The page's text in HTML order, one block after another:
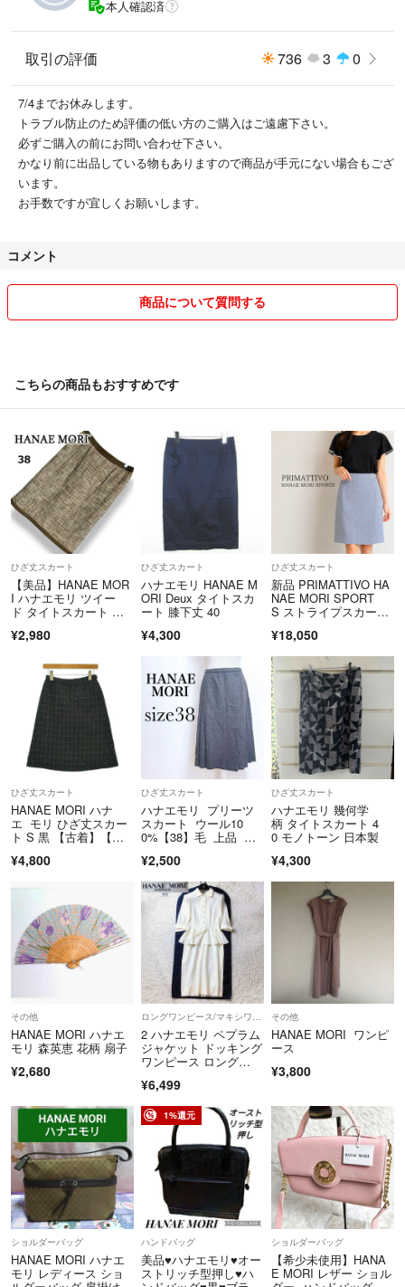
本人確認済
取引の評価 736 3 0
7/4までお休みします。
トラブル防止のため評価の低い方のご購入はご遠慮下さい。
必ずご購入の前にお問い合わせ下さい。
かなり前に出品している物もありますので商品が手元にない場合もござ
います。
お手数ですが宜しくお願いします。
コメント
商品について質問する
こちらの商品もおすすめです
ひざ丈スカート
【美品】HANAE MOR
I ハナエモリ ツイー
ド タイトスカート 膝
ン 総柄 日本製 フォー
¥2,980
ひざ丈スカート
ハナエモリ HANAE M
ORI Deux タイトスカ
ート 膝下丈 40
¥4,300
ひざ丈スカート
新品 PRIMATTIVO HA
NAE MORI SPORT
S ストライプスカー
¥18,050
ひざ丈スカート
HANAE MORI ハナ
エ モリ ひざ丈スカー
ト S 黒 【古着】【中
¥4,800
ひざ丈スカート
ハナエモリ プリーツ
スカート ウール10
0%【38】毛 上品 美
¥2,500
ひざ丈スカート
ハナエモリ 幾何学
柄 タイトスカート 4
0 モノトーン 日本製
¥4,300
その他
HANAE MORI ハナエ
モリ 森英恵 花柄 扇子
¥2,680
ロングワンピース/マキシワンピース
2 ハナエモリ ペプラム
ジャケット ドッキング
ワンピース ロング
¥6,499
その他
HANAE MORI ワンピ
ース
¥3,800
ショルダーバッグ
HANAE MORI ハナエ
モリ レディース ショ
1%還元
ハンドバッグ
美品♥ハナエモリ♥オー
ストリッチ型押し♥ハ
ショルダーバッグ
【希少未使用】HANA
E MORI レザー ショル